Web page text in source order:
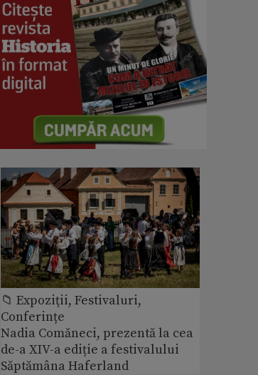
📁 Expoziţii, Festivaluri,
Conferințe
Nadia Comăneci, prezentă la cea
de-a XIV-a ediție a festivalului
Săptămâna Haferland